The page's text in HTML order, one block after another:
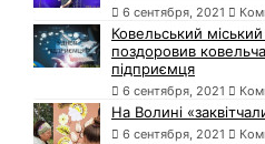
6 сентября, 2021
Ковельський
поздоровив
підприємця
6 сентября, 2021
На Волині
6 сентября, 2021